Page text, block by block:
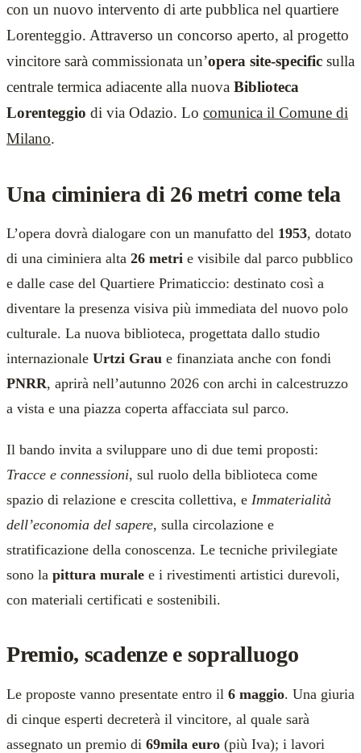
con un nuovo intervento di arte pubblica nel quartiere
Lorenteggio. Attraverso un concorso aperto, al progetto
vincitore sarà commissionata un’opera site-specific sulla
centrale termica adiacente alla nuova Biblioteca
Lorenteggio di via Odazio. Lo comunica il Comune di
Milano.
Una ciminiera di 26 metri come tela
L’opera dovrà dialogare con un manufatto del 1953, dotato
di una ciminiera alta 26 metri e visibile dal parco pubblico
e dalle case del Quartiere Primaticcio: destinato così a
diventare la presenza visiva più immediata del nuovo polo
culturale. La nuova biblioteca, progettata dallo studio
internazionale Urtzi Grau e finanziata anche con fondi
PNRR, aprirà nell’autunno 2026 con archi in calcestruzzo
a vista e una piazza coperta affacciata sul parco.
Il bando invita a sviluppare uno di due temi proposti:
Tracce e connessioni, sul ruolo della biblioteca come
spazio di relazione e crescita collettiva, e Immaterialità
dell’economia del sapere, sulla circolazione e
stratificazione della conoscenza. Le tecniche privilegiate
sono la pittura murale e i rivestimenti artistici durevoli,
con materiali certificati e sostenibili.
Premio, scadenze e sopralluogo
Le proposte vanno presentate entro il 6 maggio. Una giuria
di cinque esperti decreterà il vincitore, al quale sarà
assegnato un premio di 69mila euro (più Iva); i lavori